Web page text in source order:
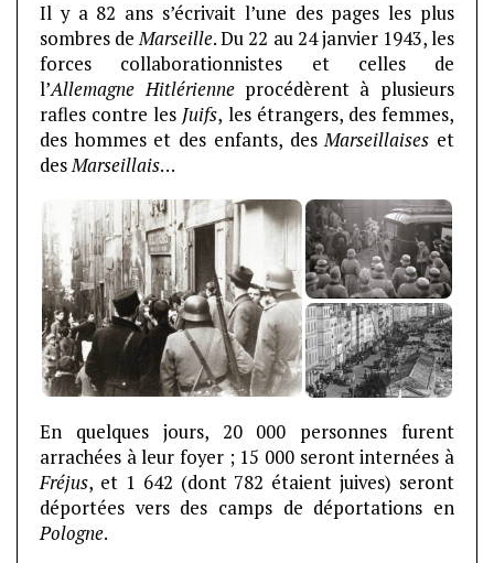
Il y a 82 ans s’écrivait l’une des pages les plus
sombres deMarseille. Du 22 au 24 janvier 1943, les
forces collaborationnistes et celles de
l’Allemagne Hitlérienneprocédèrent à plusieurs
rafles contre les Juifs, les étrangers, des femmes,
des hommes et des enfants, desMarseillaises et
desMarseillais…
En quelques jours, 20 000 personnes furent
arrachées à leur foyer ; 15 000 seront internées à
Fréjus, et 1 642 (dont 782 étaient juives) seront
déportées vers des camps de déportations en
Pologne.